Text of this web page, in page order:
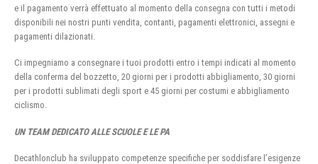
e il pagamento verrà effettuato al momento della consegna con tutti i metodi
disponibili nei nostri punti vendita, contanti, pagamenti elettronici, assegni e
pagamenti dilazionati.
Ci impegniamo a consegnare i tuoi prodotti entro i tempi indicati al momento
della conferma del bozzetto, 20 giorni per i prodotti abbigliamento, 30 giorni
per i prodotti sublimati degli sport e 45 giorni per costumi e abbigliamento
ciclismo.
UN TEAM DEDICATO ALLE SCUOLE E LE PA
Decathlonclub ha sviluppato competenze specifiche per soddisfare l’esigenze